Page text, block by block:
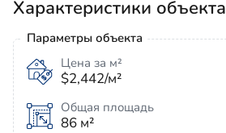
Характеристики объекта
Параметры объекта
Цена за м²
$2,442/м²
Общая площадь
86 м²